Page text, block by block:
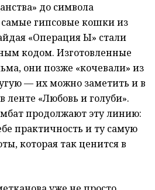
до символа
гипсовые кошки из
«Операция Ы» стали
кодом. Изготовленные
они позже «кочевали» из
— их можно заметить и в
ленте «Любовь и голуби».
продолжают эту линию:
практичность и ту самую
которая так ценится в